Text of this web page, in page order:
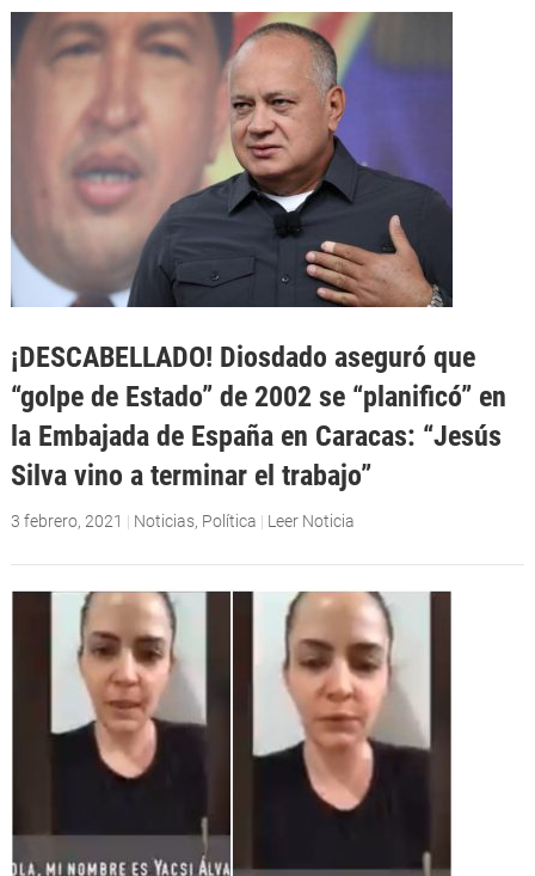
¡DESCABELLADO! Diosdado aseguró que
“golpe de Estado” de 2002 se “planificó” en
la Embajada de España en Caracas: “Jesús
Silva vino a terminar el trabajo”
3 febrero, 2021 | Noticias, Política | Leer Noticia